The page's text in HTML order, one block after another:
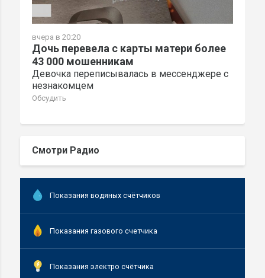
вчера в 20:20
Дочь перевела с карты матери более
43 000 мошенникам
Девочка переписывалась в мессенджере с
незнакомцем
Обсудить
Смотри Радио
Показания водяных счётчиков
Показания газового счетчика
Показания электро счётчика